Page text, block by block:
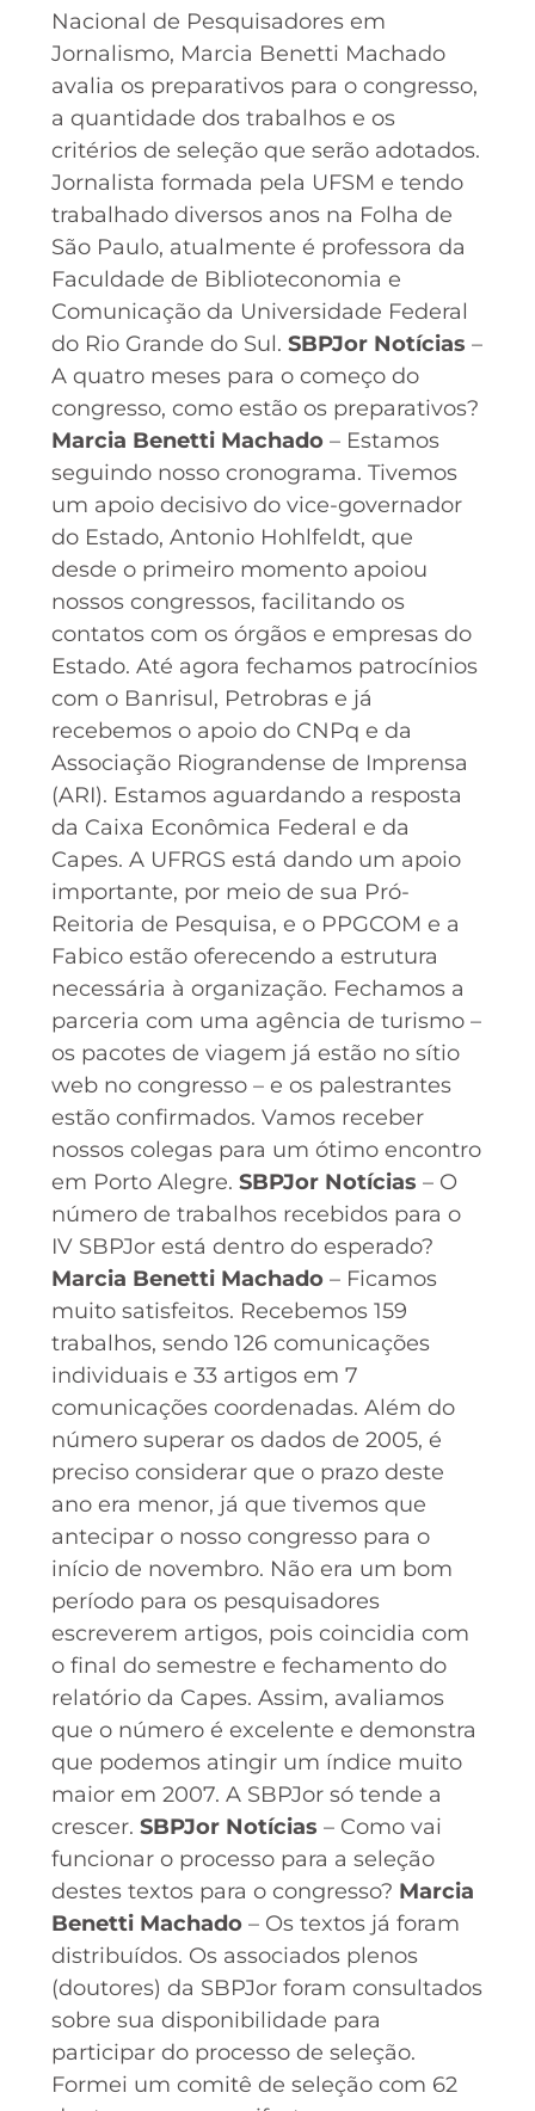
Nacional de Pesquisadores em
Jornalismo, Marcia Benetti Machado
avalia os preparativos para o congresso,
a quantidade dos trabalhos e os
critérios de seleção que serão adotados.
Jornalista formada pela UFSM e tendo
trabalhado diversos anos na Folha de
São Paulo, atualmente é professora da
Faculdade de Biblioteconomia e
Comunicação da Universidade Federal
do Rio Grande do Sul. SBPJor Notícias –
A quatro meses para o começo do
congresso, como estão os preparativos?
Marcia Benetti Machado– Estamos
seguindo nosso cronograma. Tivemos
um apoio decisivo do vice-governador
do Estado, Antonio Hohlfeldt, que
desde o primeiro momento apoiou
nossos congressos, facilitando os
contatos com os órgãos e empresas do
Estado. Até agora fechamos patrocínios
com o Banrisul, Petrobras e já
recebemos o apoio do CNPq e da
Associação Riograndense de Imprensa
(ARI). Estamos aguardando a resposta
da Caixa Econômica Federal e da
Capes. A UFRGS está dando um apoio
importante, por meio de sua Pró-
Reitoria de Pesquisa, e o PPGCOM e a
Fabico estão oferecendo a estrutura
necessária à organização. Fechamos a
parceria com uma agência de turismo –
os pacotes de viagem já estão no sítio
web no congresso – e os palestrantes
estão confirmados. Vamos receber
nossos colegas para um ótimo encontro
em Porto Alegre. SBPJor Notícias – O
número de trabalhos recebidos para o
IV SBPJor está dentro do esperado?
Marcia Benetti Machado– Ficamos
muito satisfeitos. Recebemos 159
trabalhos, sendo 126 comunicações
individuais e 33 artigos em 7
comunicações coordenadas. Além do
número superar os dados de 2005, é
preciso considerar que o prazo deste
ano era menor, já que tivemos que
antecipar o nosso congresso para o
início de novembro. Não era um bom
período para os pesquisadores
escreverem artigos, pois coincidia com
o final do semestre e fechamento do
relatório da Capes. Assim, avaliamos
que o número é excelente e demonstra
que podemos atingir um índice muito
maior em 2007. A SBPJor só tende a
crescer. SBPJor Notícias – Como vai
funcionar o processo para a seleção
destes textos para o congresso? Marcia
Benetti Machado– Os textos já foram
distribuídos. Os associados plenos
(doutores) da SBPJor foram consultados
sobre sua disponibilidade para
participar do processo de seleção.
Formei um comitê de seleção com 62